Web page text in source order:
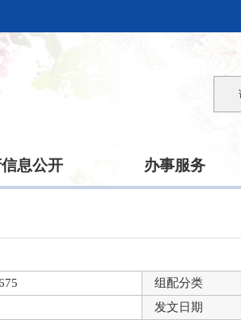
息公开 办事服务
组配分类
发文日期